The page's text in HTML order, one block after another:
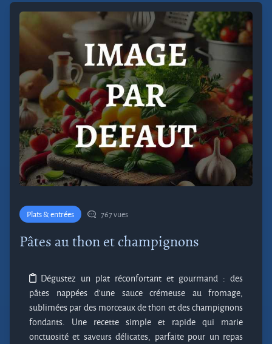
Plats & entrées 767 vues
Pâtes au thon et champignons
Dégustez un plat réconfortant et gourmand : des
pâtes nappées d'une sauce crémeuse au fromage,
sublimées par des morceaux de thon et des champignons
fondants. Une recette simple et rapide qui marie
onctuosité et saveurs délicates, parfaite pour un repas